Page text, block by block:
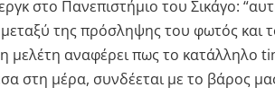
στο Πανεπιστήμιο του Σικάγο:
της πρόσληψης του φωτός και
μελέτη αναφέρει πως το κατάλληλο
στη μέρα, συνδέεται με το βάρος